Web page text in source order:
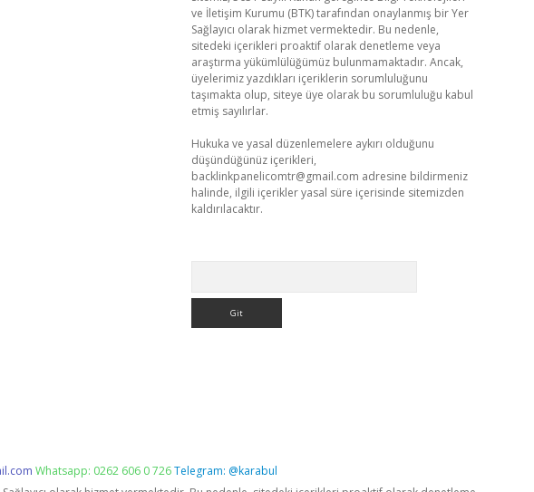
ve İletişim Kurumu (BTK) tarafından onaylanmış bir Yer
Sağlayıcı olarak hizmet vermektedir. Bu nedenle,
sitedeki içerikleri proaktif olarak denetleme veya
araştırma yükümlülüğümüz bulunmamaktadır. Ancak,
üyelerimiz yazdıkları içeriklerin sorumluluğunu
taşımakta olup, siteye üye olarak bu sorumluluğu kabul
etmiş sayılırlar.
Hukuka ve yasal düzenlemelere aykırı olduğunu
düşündüğünüz içerikleri,
backlinkpanelicomtr@gmail.com adresine bildirmeniz
halinde, ilgili içerikler yasal süre içerisinde sitemizden
kaldırılacaktır.
Whatsapp: 0262 606 0 726Telegram: @karabul